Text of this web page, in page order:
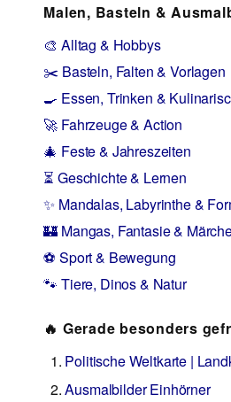
Malen, Basteln &
🎨 Alltag & Hobbys
✂️ Basteln, Falten & Vorlagen
🍳 Essen, Trinken &
🚀 Fahrzeuge & Action
🎄 Feste & Jahreszeiten
⏳ Geschichte & Lernen
✨ Mandalas, Labyrinthe &
🏰 Mangas, Fantasie &
⚽ Sport & Bewegung
🐾 Tiere, Dinos & Natur
🔥 Gerade besonders
Politische Weltkarte |
Ausmalbilder Einhörner